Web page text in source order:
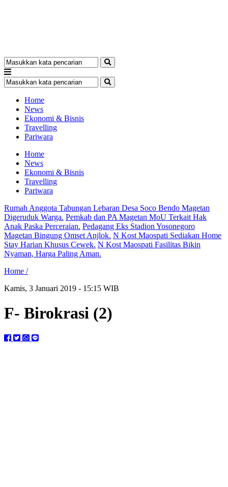
Home
News
Ekonomi & Bisnis
Travelling
Pariwara
Home
News
Ekonomi & Bisnis
Travelling
Pariwara
Rumah Anggota Tabungan Lebaran Desa Soco Bendo Magetan
Digeruduk Warga. Pemkab dan PA Magetan MoU Terkait Hak
Anak Paska Perceraian. Pedagang Eks Stadion Yosonegoro
Magetan Bingung Omset Anjlok. N Kost Maospati Sediakan Home
Stay Harian Khusus Cewek. N Kost Maospati Fasilitas Bikin
Nyaman, Harga Paling Aman.
Home /
Kamis, 3 Januari 2019 - 15:15 WIB
F- Birokrasi (2)